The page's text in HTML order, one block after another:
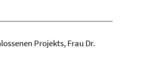
Projekts, Frau Dr.